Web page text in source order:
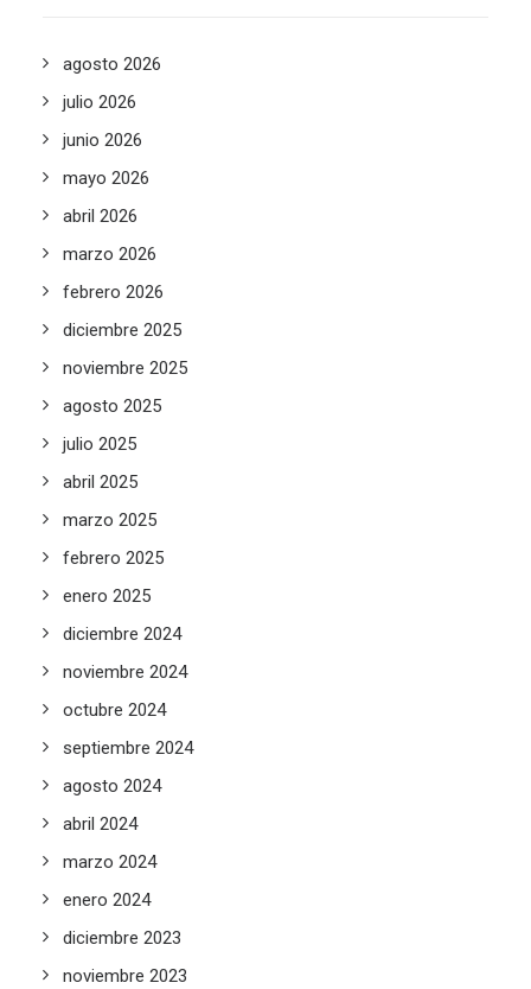
agosto 2026
julio 2026
junio 2026
mayo 2026
abril 2026
marzo 2026
febrero 2026
diciembre 2025
noviembre 2025
agosto 2025
julio 2025
abril 2025
marzo 2025
febrero 2025
enero 2025
diciembre 2024
noviembre 2024
octubre 2024
septiembre 2024
agosto 2024
abril 2024
marzo 2024
enero 2024
diciembre 2023
noviembre 2023